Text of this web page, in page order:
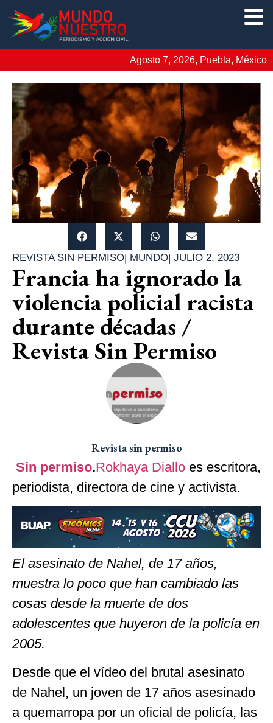
Agosto 7, 2026, Puebla, México
REVISTA SIN PERMISO MUNDO JULIO 2, 2023
Francia ha ignorado la
violencia policial racista
durante décadas /
Revista Sin Permiso
Revista sin permiso
Sin permiso.Rokhaya Diallo es escritora,
periodista, directora de cine y activista.
El asesinato de Nahel, de 17 años,
muestra lo poco que han cambiado las
cosas desde la muerte de dos
adolescentes que huyeron de la policía en
2005.
Desde que el vídeo del brutal asesinato
de Nahel, un joven de 17 años asesinado
a quemarropa por un oficial de policía, las